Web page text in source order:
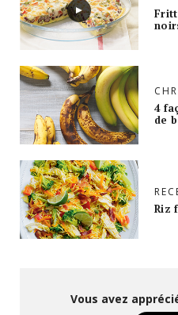
4
de
Riz
Vous avez